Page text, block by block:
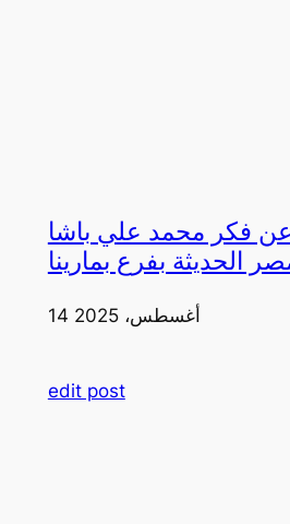
عن فكر محمد علي باشا
الحديثة بفرع بمارينا
14 أغسطس، 2025
edit post